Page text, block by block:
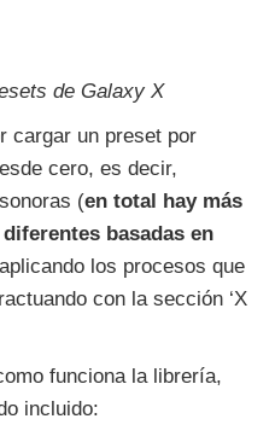
de Galaxy X
cargar un preset por
cero, es decir,
(en total hay más
basadas en
los procesos que
con la sección ‘X
funciona la librería,
incluido: